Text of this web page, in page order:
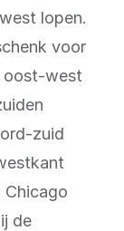
lopen.
voor
oost-west
zuid
de